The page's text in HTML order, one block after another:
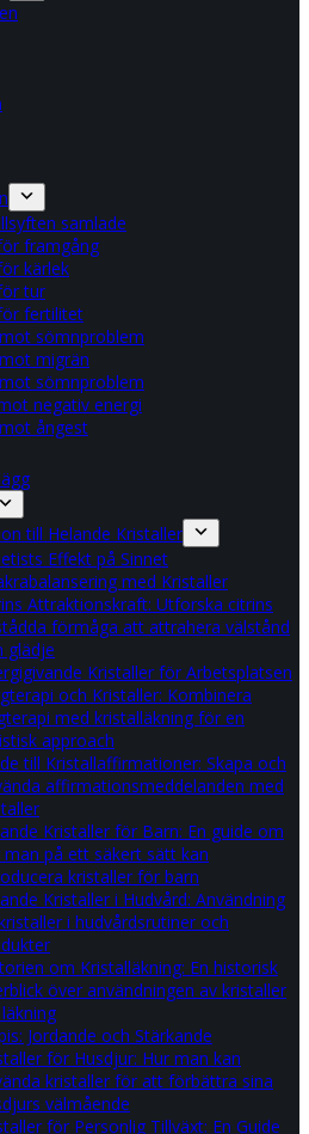
samlade
framgång
kärlek
tur
fertilitet
sömnproblem
migrän
sömnproblem
negativ energi
ångest
till Helande Kristaller
Effekt på Sinnet
med Kristaller
Attraktionskraft: Utforska citrins
förmåga att attrahera välstånd
glädje
Kristaller för Arbetsplatsen
och Kristaller: Kombinera
med kristalläkning för en
approach
till Kristallaffirmationer: Skapa och
affirmationsmeddelanden med
Kristaller för Barn: En guide om
man på ett säkert sätt kan
kristaller för barn
Kristaller i Hudvård: Användning
i hudvårdsrutiner och
om Kristalläkning: En historisk
över användningen av kristaller
Jordande och Stärkande
för Husdjur: Hur man kan
kristaller för att förbättra sina
välmående
för Personlig Tillväxt: En Guide